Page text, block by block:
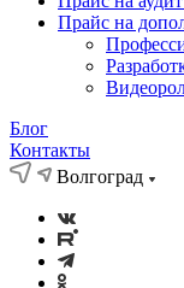
Прайс на
Блог
Контакты
Волгоград